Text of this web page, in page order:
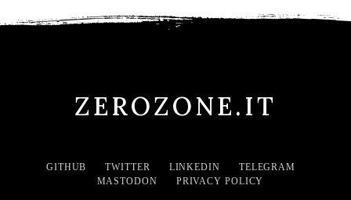
ZEROZONE.IT
GITHUB TWITTER LINKEDIN
TELEGRAM
MASTODON
PRIVACY POLICY